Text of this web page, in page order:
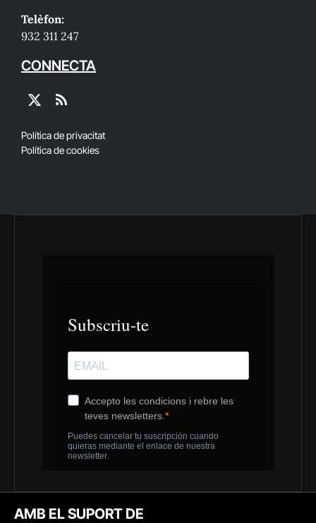
Telèfon:
932 311 247
CONNECTA
X
RSS
Política de privacitat
Política de cookies
AMB EL SUPORT DE